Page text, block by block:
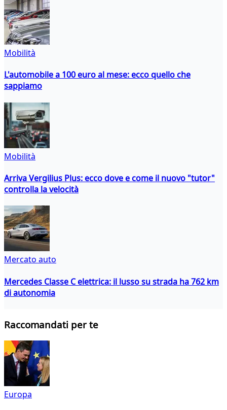
Mobilità
L'automobile a 100 euro al mese: ecco quello che
sappiamo
Mobilità
Arriva Vergilius Plus: ecco dove e come il nuovo "tutor"
controlla la velocità
Mercato auto
Mercedes Classe C elettrica: il lusso su strada ha 762 km
di autonomia
Raccomandati per te
Europa